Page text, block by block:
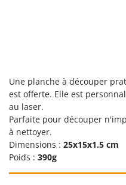
Sécateurs
Semoirs et
Socs pour tracteur
Souffleurs
Soufreuses -
Soufreuses -
J JOLLY ITALIA
K
KAAZ
Karcher
Kasco
Kemper
Une planche à découper
est offerte. Elle est
au laser.
Parfaite pour découper
à nettoyer.
Dimensions : 25x15x1.5 cm
Poids : 390g